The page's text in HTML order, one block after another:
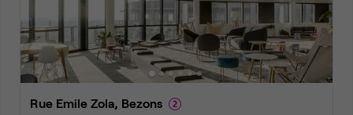
Rue Emile Zola, Bezons